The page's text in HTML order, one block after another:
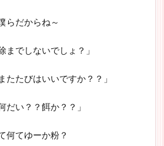
らだからね～
までしないでしょ？」
たたびはいいですか？？」
だい？？餌か？？」
何てゆーか粉？